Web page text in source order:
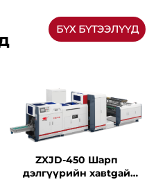
БҮХ БҮТЭЭЛҮҮД
ZXJD-450 Шарп
дэлгүүрийн хавtgай